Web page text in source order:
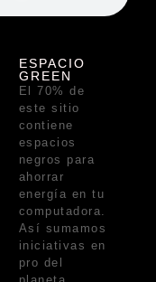
ESPACIO
GREEN
El 70% de
este sitio
contiene
espacios
negros para
ahorrar
energía en tu
computadora.
Así sumamos
iniciativas en
pro del